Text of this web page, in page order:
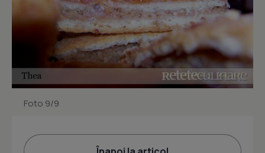
Foto 9/9